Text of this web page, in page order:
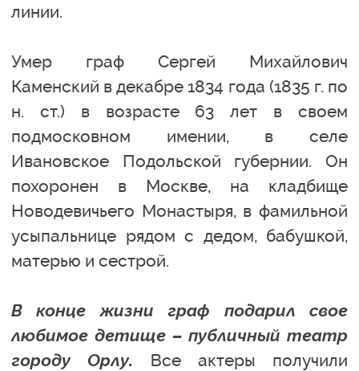
линии.
Умер граф Сергей Михайлович
Каменский в декабре 1834 года (1835 г. по
н. ст.) в возрасте 63 лет в своем
подмосковном имении, в селе
Ивановское Подольской губернии. Он
похоронен в Москве, на кладбище
Новодевичьего Монастыря, в фамильной
усыпальнице рядом с дедом, бабушкой,
матерью и сестрой.
В конце жизни граф подарил свое
любимое детище – публичный театр
городу Орлу. Все актеры получили